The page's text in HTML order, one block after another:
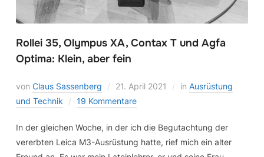
Rollei 35, Olympus XA, Contax T und Agfa
Optima: Klein, aber fein
von Claus Sassenberg 21. April 2021 in Ausrüstung
und Technik
19 Kommentare
In der gleichen Woche, in der ich die Begutachtung der
vererbten Leica M3-Ausrüstung hatte, rief mich ein alter